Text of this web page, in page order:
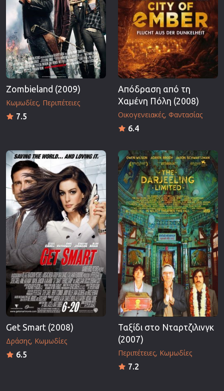
Zombieland (2009)
Κωμωδίες Περιπέτειες
7.5
Απόδραση από τη
Χαμένη Πόλη (2008)
Οικογενειακές Φαντασίας
6.4
Get Smart (2008)
Δράσης Κωμωδίες
6.5
Ταξίδι στο Νταρτζιλινγκ
(2007)
Περιπέτειες Κωμωδίες
7.2